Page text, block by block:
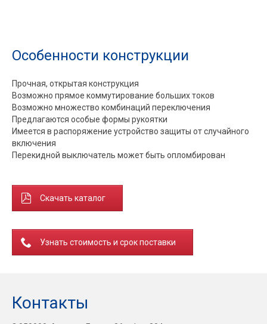
Особенности конструкции
Прочная, открытая конструкция
Возможно прямое коммутирование больших токов
Возможно множество комбинаций переключения
Предлагаются особые формы рукоятки
Имеется в распоряжение устройство защиты от случайного
включения
Перекидной выключатель может быть опломбирован
Скачать каталог
Узнать стоимость и срок поставки
Контакты